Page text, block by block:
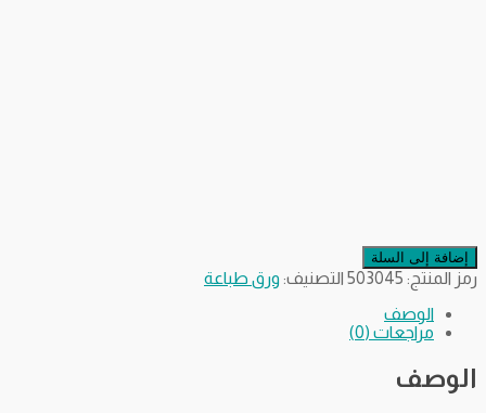
إضافة إلى السلة
رمز المنتج: 503045 التصنيف: ورق طباعة
الوصف
مراجعات (0)
الوصف